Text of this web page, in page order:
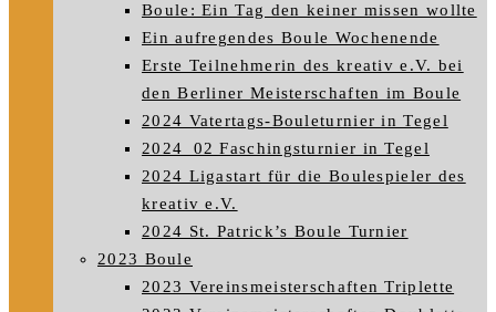
Boule: Ein Tag den keiner missen wollte
Ein aufregendes Boule Wochenende
Erste Teilnehmerin des kreativ e.V. bei
den Berliner Meisterschaften im Boule
2024 Vatertags-Bouleturnier in Tegel
2024_02 Faschingsturnier in Tegel
2024 Ligastart für die Boulespieler des
kreativ e.V.
2024 St. Patrick’s Boule Turnier
2023 Boule
2023 Vereinsmeisterschaften Triplette